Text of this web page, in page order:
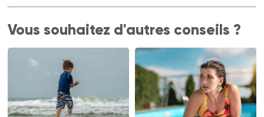
Vous souhaitez d'autres conseils ?